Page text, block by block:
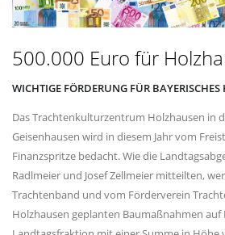
500.000 Euro für
WICHTIGE FÖRDERUNG FÜR
Das Trachtenkulturzentrum Holzhausen in
Geisenhausen wird in diesem Jahr vom
Finanzspritze bedacht. Wie die
Radlmeier und Josef Zellmeier mitteilten,
Trachtenband und vom Förderverein
Holzhausen geplanten Baumaßnahmen auf